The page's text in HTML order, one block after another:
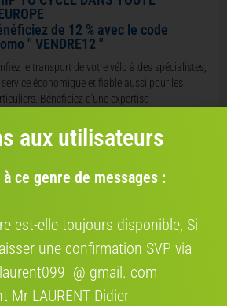
de 12 % avec le code
" VENDRE12 "
le transport de votre vélo à des spécialistes,
service économique et fiable aussi pour les
Bénéficiez d’une expertise
TRANSPORT ENTRE
EN FRANCE
de vélo aussi fluide que possible entre
Grâce à notre partenariat avec Cocolis,
vous proposons une solution de livraison
économique et respectueuse de
aux utilisateurs
ce genre de messages :
est-elle toujours disponible, Si
une confirmation SVP via
@ gmail. com
Mr LAURENT Didier